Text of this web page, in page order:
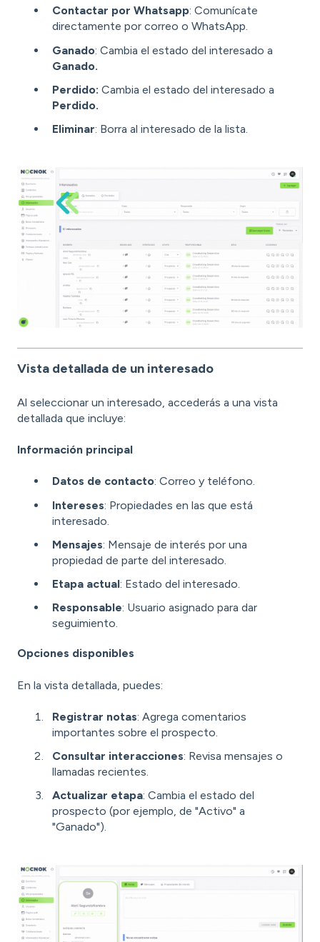
Contactar por Whatsapp: Comunícate
directamente por correo o WhatsApp.
Ganado: Cambia el estado del interesado a
Ganado.
Perdido: Cambia el estado del interesado a
Perdido.
Eliminar: Borra al interesado de la lista.
Vista detallada de un interesado
Al seleccionar un interesado, accederás a una vista
detallada que incluye:
Información principal
Datos de contacto: Correo y teléfono.
Intereses: Propiedades en las que está
interesado.
Mensajes: Mensaje de interés por una
propiedad de parte del interesado.
Etapa actual: Estado del interesado.
Responsable: Usuario asignado para dar
seguimiento.
Opciones disponibles
En la vista detallada, puedes:
Registrar notas: Agrega comentarios
importantes sobre el prospecto.
Consultar interacciones: Revisa mensajes o
llamadas recientes.
Actualizar etapa: Cambia el estado del
prospecto (por ejemplo, de "Activo" a
"Ganado").